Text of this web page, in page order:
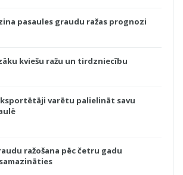
pasaules graudu ražas prognozi
kviešu ražu un tirdzniecību
eksportētāji varētu palielināt savu
ražošana pēc četru gadu